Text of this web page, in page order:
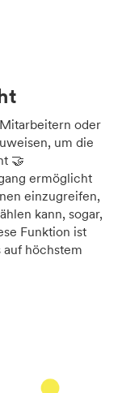
oder
um die
🤝
ermöglicht
einzugreifen,
kann, sogar,
Funktion ist
auf höchstem